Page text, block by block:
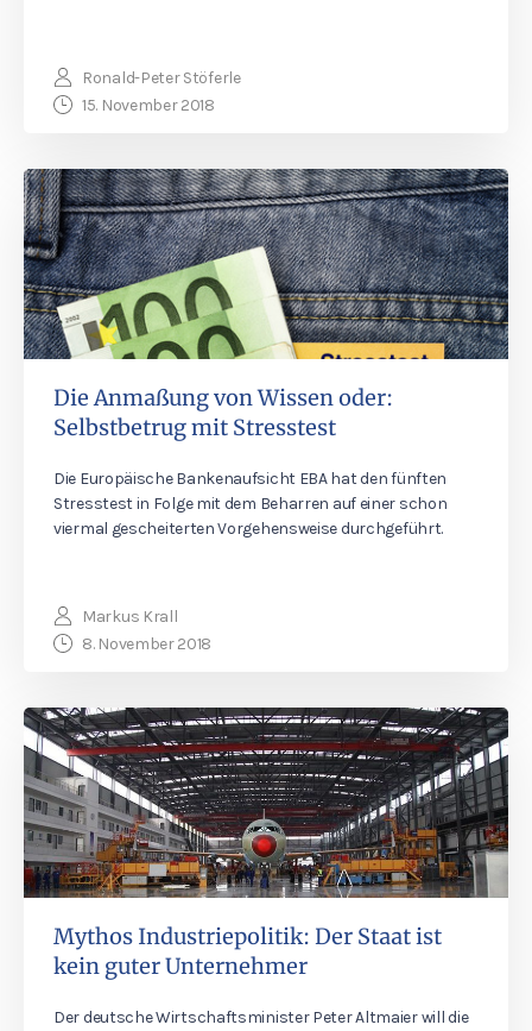
Ronald-Peter Stöferle
15. November 2018
Die Anmaßung von Wissen oder:
Selbstbetrug mit Stresstest
Die Europäische Bankenaufsicht EBA hat den fünften
Stresstest in Folge mit dem Beharren auf einer schon
viermal gescheiterten Vorgehensweise durchgeführt.
Markus Krall
8. November 2018
Mythos Industriepolitik: Der Staat ist
kein guter Unternehmer
Der deutsche Wirtschaftsminister Peter Altmaier will die